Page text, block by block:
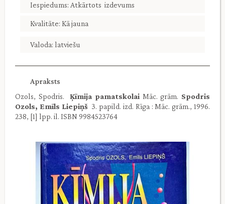
Iespiedums: Atkārtots izdevums
Kvalitāte: Kā jauna
Valoda: latviešu
Apraksts
Ozols, Spodris.Ķīmija pamatskolai Māc. grām. Spodris
Ozols, Emīls Liepiņš 3. papild. izd. Rīga : Māc. grām., 1996.
238, [1] lpp. il. ISBN 9984523764